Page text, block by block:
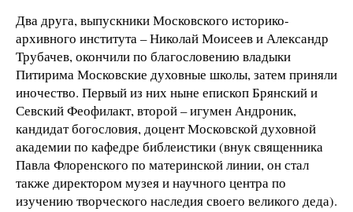
Два друга, выпускники Московского историко-
архивного института – Николай Моисеев и Александр
Трубачев, окончили по благословению владыки
Питирима Московские духовные школы, затем приняли
иночество. Первый из них ныне епископ Брянский и
Севский Феофилакт, второй – игумен Андроник,
кандидат богословия, доцент Московской духовной
академии по кафедре библеистики (внук священника
Павла Флоренского по материнской линии, он стал
также директором музея и научного центра по
изучению творческого наследия своего великого деда).